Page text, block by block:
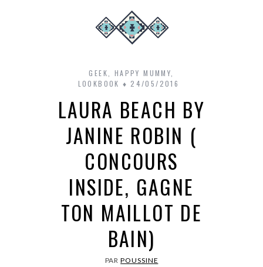
GEEK, HAPPY MUMMY,
LOOKBOOK
24/05/2016
LAURA BEACH BY
JANINE ROBIN (
CONCOURS
INSIDE, GAGNE
TON MAILLOT DE
BAIN)
PARPOUSSINE